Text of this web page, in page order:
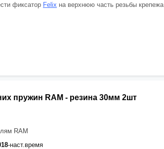
фиксатор Felix на верхнюю часть резьбы крепежа
пружин RAM - резина 30мм 2шт
RAM
-наст.время